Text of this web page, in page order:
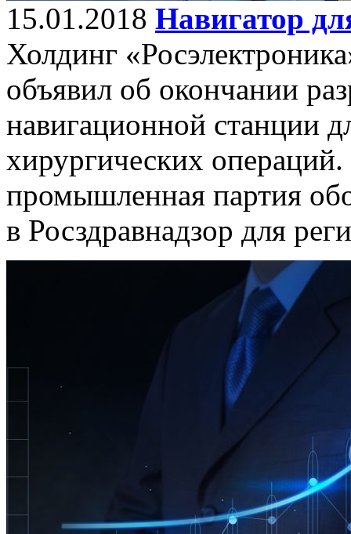
15.01.2018 Навигатор
Холдинг
объявил об окончании
навигационной станции
хирургических
промышленная партия
в Росздравнадзор для